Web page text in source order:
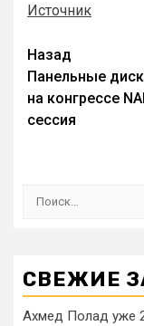
Источник
Назад
Панельные
на конгрессе
сессия
СВЕЖИЕ
Ахмед Полад уже